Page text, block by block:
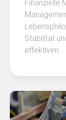
Finanzielle
Stabilität
effektiven...